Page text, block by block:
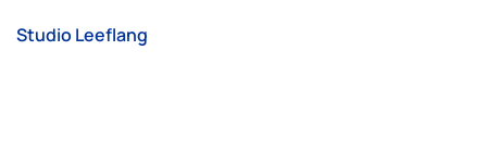
Studio Leeflang